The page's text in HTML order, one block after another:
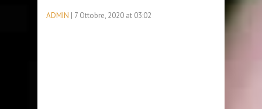
ADMIN | 7 Ottobre, 2020 at 03:02